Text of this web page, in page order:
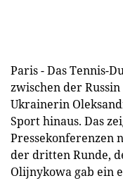
Paris - Das Tennis-
zwischen der
Ukrainerin
Sport hinaus. Das
Pressekonferenzen
der dritten Runde,
Olijnykowa gab ein